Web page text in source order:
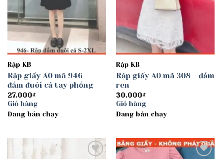
Rập KB
Rập giấy A0 mã 946 –
đầm đuôi cá tay phồng
27.000₫
Giỏ hàng
Đang bán chạy
Rập KB
Rập giấy A0 mã 308 – đầm
ren
30.000₫
Giỏ hàng
Đang bán chạy